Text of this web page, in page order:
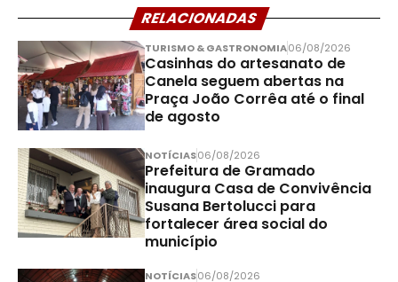
RELACIONADAS
TURISMO & GASTRONOMIA06/08/2026
Casinhas do artesanato de
Canela seguem abertas na
Praça João Corrêa até o final
de agosto
NOTÍCIAS06/08/2026
Prefeitura de Gramado
inaugura Casa de Convivência
Susana Bertolucci para
fortalecer área social do
município
NOTÍCIAS06/08/2026